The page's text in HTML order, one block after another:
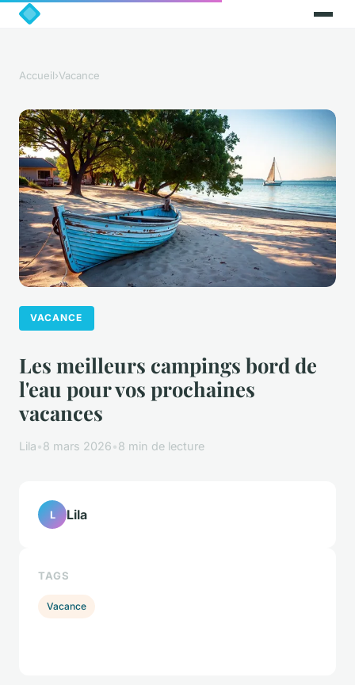
Accueil›Vacance
VACANCE
Les meilleurs campings bord de
l'eau pour vos prochaines
vacances
Lila•8 mars 2026•8 min de lecture
L Lila
TAGS
Vacance